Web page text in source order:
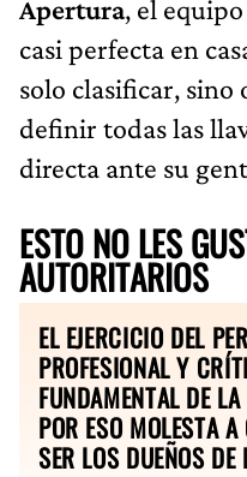
Apertura, el
casi perfecta en
solo clasificar, sino
definir todas las
directa ante su
ESTO NO LES
AUTORITARIOS
EL EJERCICIO DEL
PROFESIONAL Y
FUNDAMENTAL DE
POR ESO MOLESTA A
SER LOS DUEÑOS